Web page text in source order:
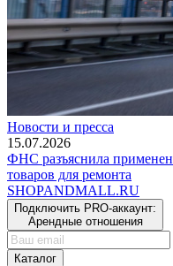
Новости и пресса
15.07.2026
ФНС разъяснила
товаров для ремонта
SHOPANDMALL.RU
Подключить PRO-аккаунт:
Арендные отношения
Каталог